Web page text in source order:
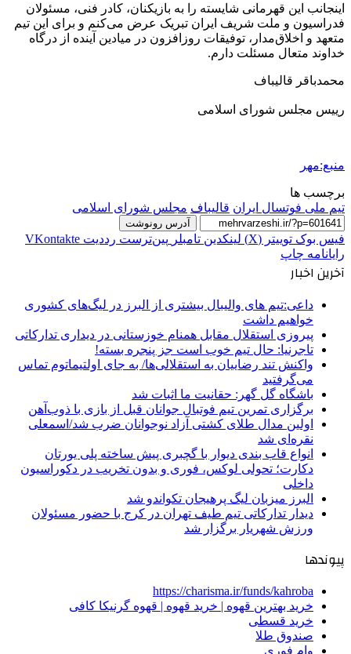
اینجانب این قهرمانی شایسته را به بازیکنان، کادر فنی، مسئولان
فدراسیون و ملت شریف ایران تبریک عرض می‌کنم و برای این تیم
متعهد و اخلاق‌مدار، توفیقات روزافزون در میادین آینده از درگاه
خداوند متعال مسئلت دارم.
محمدباقر قالیباف
رییس مجلس شورای اسلامی
منبع:مهر
برچسب ها
تیم ملی فوتسال ایران قالیباف مجلس شورای اسلامی
آدرس رونوشت
فیس بوک توییتر (X) لینکدین ‫تامبلر ‫پین‌ترست ‫رددیت ‫VKontakte
رایانامه چاپ
آخرین اخبار
داعی:تیم های والیبال بیشتری از البرز در لیگ‌های کشوری
خواهیم داشت
پیروزی استقلال مقابل همنام خوزستانی در دیداری تدارکاتی
تاجرنیا: حال تیم خوب است جز پنجره بسته!
واکنش تند رضاییان به استقلالی‌ها/ به جای اولتیماتوم تماس
می‌گرفتید
باشگاه گل گهر: حقانیت ما اثبات شد
برگزاری تمرین تیم فوتبال جوانان قبل از بازی با ذوب‌آهن
اولین مدال طلای کشتی آزاد نوجوانان ضرب شد/اسمعلی
نقره‌ای شد
انواع قاب بندی دیوار با گچبری پیش ساخته پلی یورتان
دکارت؛ تحولی لوکس، فوری و بدون تخریب در دکوراسیون
داخلی
البرز میزبان لیگ پرهیجان تکواندو شد
دیدار تدارکاتی تیم طیف تهران در کرج با حضور مسئولان
ورزش شهریار برگزار شد
پیوندها
https://charisma.ir/funds/kahroba
خرید بهترین قهوه | خرید قهوه | قهوه گرنیکا کافی
خرید قسطی
صندوق طلا
وام فوری